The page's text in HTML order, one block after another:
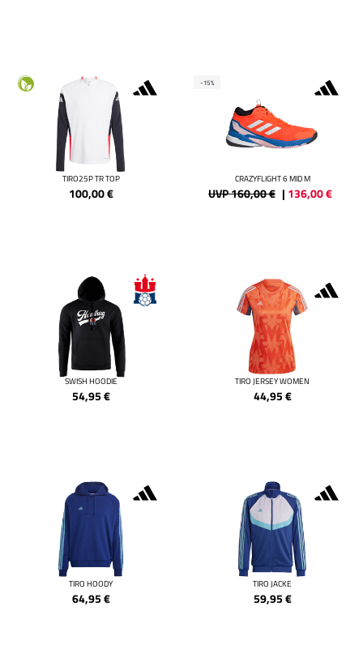
TIRO25P TR TOP
100,00€
-15%
CRAZYFLIGHT 6 MID M
UVP 160,00 € | 136,00€
SWISH HOODIE
54,95€
TIRO JERSEY WOMEN
44,95€
TIRO HOODY
64,95€
TIRO JACKE
59,95€